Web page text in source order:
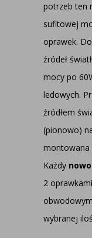
potrzeb ten
sufitowej
oprawek.
źródeł
mocy po
ledowych.
źródłem
(pionowo)
montowana
Każdy
2
wybranej